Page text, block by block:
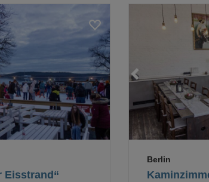
Eisstrand“
Loading...
Berlin